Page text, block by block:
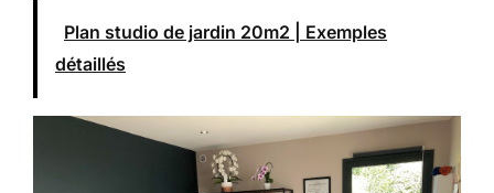
Plan studio de jardin 20m2 | Exemples
détaillés